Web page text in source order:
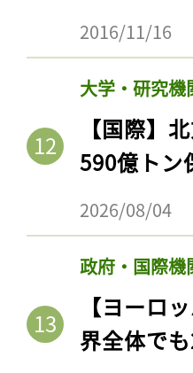
2016/11/16
大学・研究機
【国際】
590億トン
2026/08/04
政府・国際機
【ヨーロ
界全体で